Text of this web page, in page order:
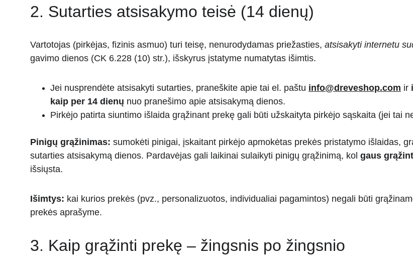
2. Sutarties atsisakymo teisė (14 dienų)
Vartotojas (pirkėjas, fizinis asmuo) turi teisę, nenurodydamas priežasties, atsisakyti internetu
gavimo dienos (CK 6.228 (10) str.), išskyrus įstatyme numatytas išimtis.
Jei nusprendėte atsisakyti sutarties, praneškite apie tai el. paštu info@dreveshop.com ir
kaip per 14 dienų nuo pranešimo apie atsisakymą dienos.
Pirkėjo patirta siuntimo išlaida grąžinant prekę gali būti užskaityta pirkėjo sąskaita (jei tai
Pinigų grąžinimas: sumokėti pinigai, įskaitant pirkėjo apmokėtas prekės pristatymo išlaidas,
sutarties atsisakymą dienos. Pardavėjas gali laikinai sulaikyti pinigų grąžinimą, kol gaus
išsiųsta.
Išimtys: kai kurios prekės (pvz., personalizuotos, individualiai pagamintos) negali būti
prekės aprašyme.
3. Kaip grąžinti prekę – žingsnis po žingsnio